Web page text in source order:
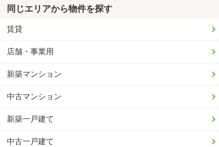
同じエリアから物件を探す
賃貸
店舗・事業用
新築マンション
中古マンション
新築一戸建て
中古一戸建て